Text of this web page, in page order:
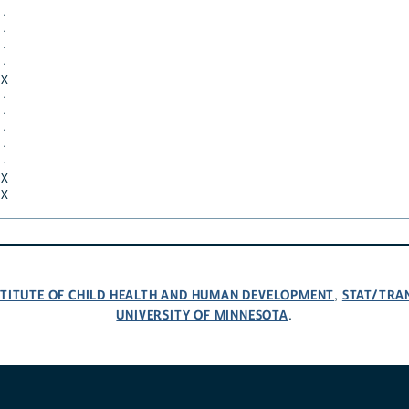
·
·
·
·
X
·
·
·
·
·
X
X
OF CHILD HEALTH AND HUMAN DEVELOPMENT, STAT/
UNIVERSITY OF MINNESOTA.